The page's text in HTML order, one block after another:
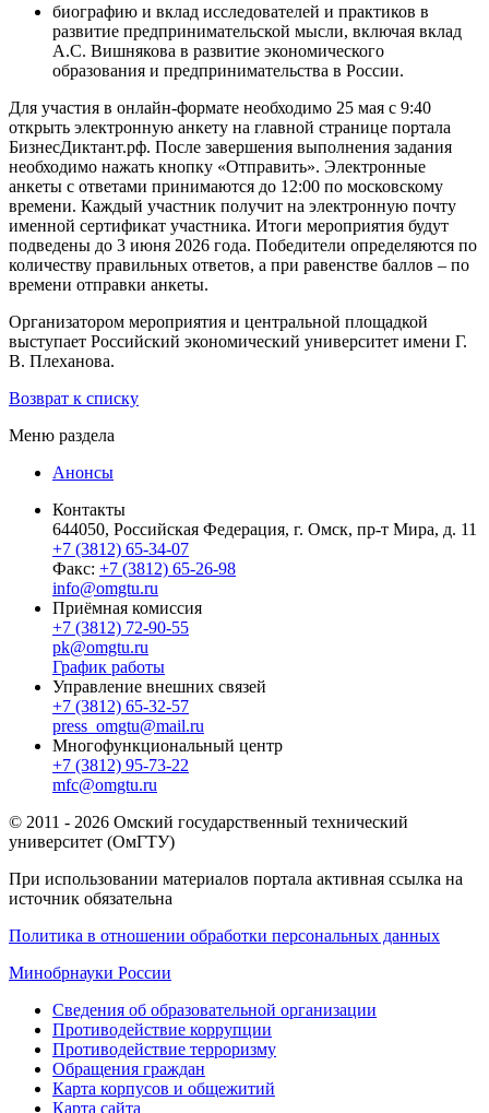
биографию и вклад исследователей и практиков в
развитие предпринимательской мысли, включая вклад
А.С. Вишнякова в развитие экономического
образования и предпринимательства в России.
Для участия в онлайн-формате необходимо 25 мая с 9:40
открыть электронную анкету на главной странице портала
БизнесДиктант.рф. После завершения выполнения задания
необходимо нажать кнопку «Отправить». Электронные
анкеты с ответами принимаются до 12:00 по московскому
времени. Каждый участник получит на электронную почту
именной сертификат участника. Итоги мероприятия будут
подведены до 3 июня 2026 года. Победители определяются по
количеству правильных ответов, а при равенстве баллов – по
времени отправки анкеты.
Организатором мероприятия и центральной площадкой
выступает Российский экономический университет имени Г.
В. Плеханова.
Возврат к списку
Меню раздела
Анонсы
Контакты
644050, Российская Федерация, г. Омск, пр-т Мира, д. 11
+7 (3812) 65-34-07
Факс: +7 (3812) 65-26-98
info@omgtu.ru
Приёмная комиссия
+7 (3812) 72-90-55
pk@omgtu.ru
График работы
Управление внешних связей
+7 (3812) 65-32-57
press_omgtu@mail.ru
Многофункциональный центр
+7 (3812) 95-73-22
mfc@omgtu.ru
© 2011 - 2026 Омский государственный технический
университет (ОмГТУ)
При использовании материалов портала активная ссылка на
источник обязательна
Политика в отношении обработки персональных данных
Минобрнауки России
Сведения об образовательной организации
Противодействие коррупции
Противодействие терроризму
Обращения граждан
Карта корпусов и общежитий
Карта сайта